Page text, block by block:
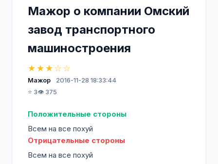
На предприятии действует система
целевой контрактной подготовки
сотрудничаем с ведущими ВУЗами и
учебными заведениями нашего города, –
«Омский государственный технический
университет», «Омский государственный
авиационный колледж им. Н. Е.
Мы гарантируем официальное
трудоустройство с первого дня, полный
Мажор о компании Омский
завод транспортного
машиностроения
★★★☆☆
Мажор
2016-11-28 18:33:44
⭐ 3👁️ 375
Положительные стороны
Всем на все похуй
Отрицательные стороны
Всем на все похуй